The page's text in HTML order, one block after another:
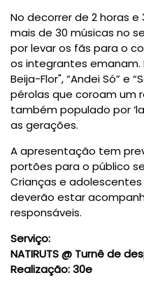
No decorrer de 2 horas
mais de 30 músicas no
por levar os fãs para o
os integrantes emanam.
Beija-Flor", “Andei Só” e
pérolas que coroam um
também populado por
as gerações.
A apresentação tem
portões para o público
Crianças e
deverão estar
responsáveis.
Serviço:
NATIRUTS @ Turnê de
Realização: 30e